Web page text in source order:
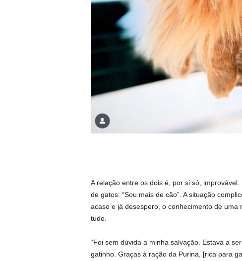
A relação entre os dois é, por si só,
de gatos: “Sou mais de cão”. A situação
acaso e já desespero, o conhecimento de
tudo.
“Foi sem dúvida a minha salvação. Estava a
gatinho. Graças à ração da Purina, [rica para